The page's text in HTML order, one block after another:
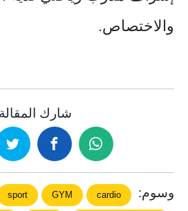
والاختصاص.
شارك
وسوم: cardio
GYM
sport